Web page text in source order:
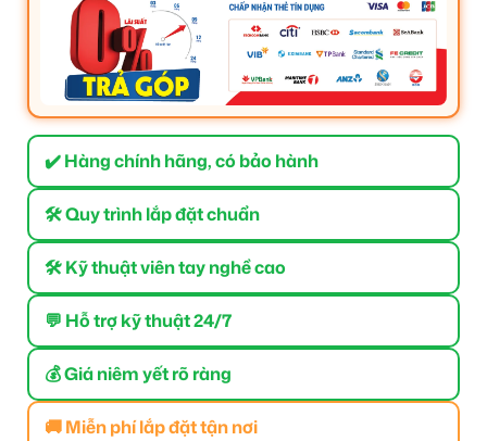
✔️ Hàng chính hãng, có bảo hành
🛠 Quy trình lắp đặt chuẩn
🛠 Kỹ thuật viên tay nghề cao
💬 Hỗ trợ kỹ thuật 24/7
💰 Giá niêm yết rõ ràng
🚚 Miễn phí lắp đặt tận nơi